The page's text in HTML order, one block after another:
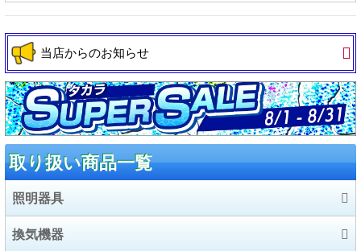
当店からのお知らせ
取り扱い商品一覧
照明器具
LED照明器具
換気機器